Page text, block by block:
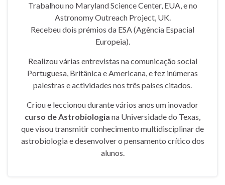
Trabalhou no Maryland Science Center, EUA, e no
Astronomy Outreach Project, UK.
Recebeu dois prémios da ESA (Agência Espacial
Europeia).
Realizou várias entrevistas na comunicação social
Portuguesa, Britânica e Americana, e fez inúmeras
palestras e actividades nos três países citados.
Criou e leccionou durante vários anos um inovador
curso de Astrobiologia na Universidade do Texas,
que visou transmitir conhecimento multidisciplinar de
astrobiologia e desenvolver o pensamento crítico dos
alunos.